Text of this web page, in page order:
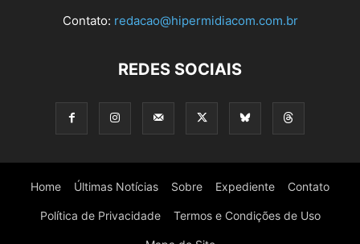
Contato: redacao@hipermidiacom.com.br
REDES SOCIAIS
Home Últimas Notícias Sobre Expediente Contato
Política de Privacidade Termos e Condições de Uso